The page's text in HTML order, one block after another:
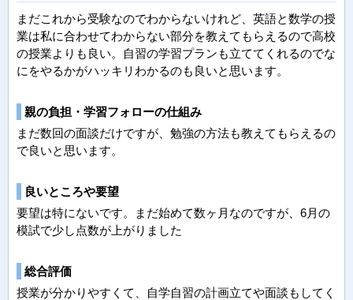
まだこれから受験なのでわからないけれど、英語と数学の授
業は私に合わせてわからない部分を教えてもらえるので高校
の授業よりも良い。自習の学習プランも立ててくれるのでな
にをやるかがハッキリわかるのも良いと思います。
親の負担・学習フォローの仕組み
まだ数回の面談だけですが、勉強の方法も教えてもらえるの
で良いと思います。
良いところや要望
要望は特にないです。まだ始めて数ヶ月なのですが、6月の
模試で少し点数が上がりました
総合評価
授業が分かりやすくて、自学自習の計画立てや面談もしてく